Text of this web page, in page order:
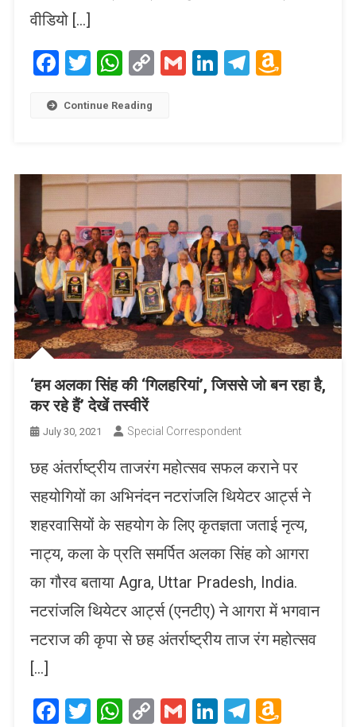
वीडियो […]
Facebook
Twitter
WhatsApp
CopyGmailLinkedIn
Telegram
Continue Reading
‘हम अलका सिंह की ‘गिलहरियां’, जिससे जो बन रहा है,
कर रहे हैं’ देखें तस्वीरें
July 30, 2021 Special Correspondent
छह अंतर्राष्ट्रीय ताजरंग महोत्सव सफल कराने पर
सहयोगियों का अभिनंदन नटरांजलि थियेटर आर्ट्स ने
शहरवासियों के सहयोग के लिए कृतज्ञता जताई नृत्य,
नाट्य, कला के प्रति समर्पित अलका सिंह को आगरा
का गौरव बताया Agra, Uttar Pradesh, India.
नटरांजलि थियेटर आर्ट्स (एनटीए) ने आगरा में भगवान
नटराज की कृपा से छह अंतर्राष्ट्रीय ताज रंग महोत्सव
[…]
Facebook
Twitter
WhatsApp
CopyGmailLinkedIn
Telegram